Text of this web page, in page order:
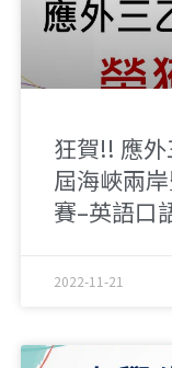
狂賀!! 應
屆海峽兩
賽–英語口
2022-11-21